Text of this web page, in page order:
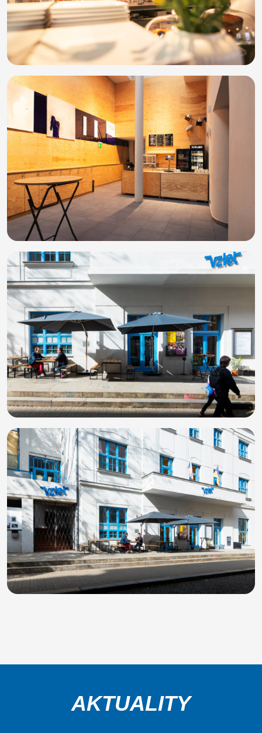
AKTUALITY